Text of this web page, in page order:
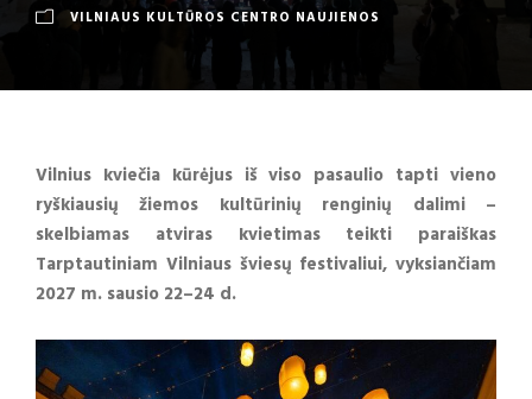
VILNIAUS KULTŪROS CENTRO NAUJIENOS
Vilnius kviečia kūrėjus iš viso pasaulio tapti vieno
ryškiausių žiemos kultūrinių renginių dalimi –
skelbiamas atviras kvietimas teikti paraiškas
Tarptautiniam Vilniaus šviesų festivaliui, vyksiančiam
2027 m. sausio 22–24 d.